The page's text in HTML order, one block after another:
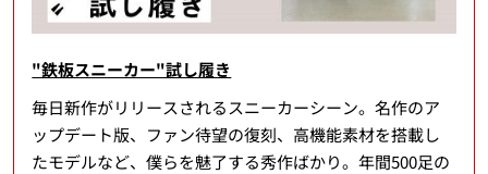
"鉄板スニーカー"試し履き
毎日新作がリリースされるスニーカーシーン。名作のア
ップデート版、ファン待望の復刻、高機能素材を搭載し
たモデルなど、僕らを魅了する秀作ばかり。年間500足の